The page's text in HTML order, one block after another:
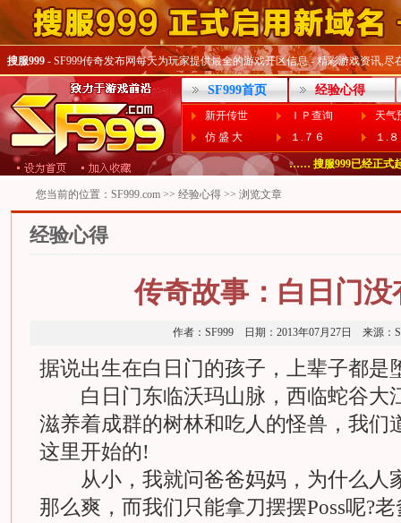
搜服999 - SF999传奇发布网每天为玩家提供最全的游戏开区信息 - 精彩游戏资讯,尽
SF999首页 经验心得
新开传世 ＩＰ查询
天气
仿 盛 大
１.７６ １.
…… 偶尔打不开
…… 搜服999已经正式
您当前的位置： SF999.com>> 经验心得>> 浏览文章
经验心得
传奇故事：白日门没
作者：SF999 日期：2013年07月27日 来源
据说出生在白日门的孩子，上辈子都是
白日门东临沃玛山脉，西临蛇谷大
滋养着成群的树林和吃人的怪兽，我们
这里开始的!
从小，我就问爸爸妈妈，为什么人
那么爽，而我们只能拿刀摆摆Poss呢?